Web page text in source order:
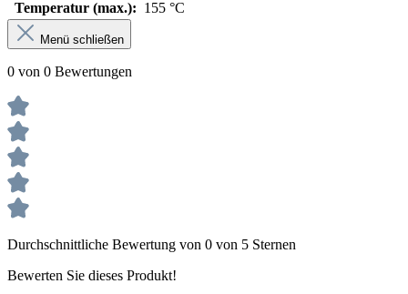
Temperatur (max.): 155 °C
Menü schließen
0 von 0 Bewertungen
Durchschnittliche Bewertung von 0 von 5 Sternen
Bewerten Sie dieses Produkt!